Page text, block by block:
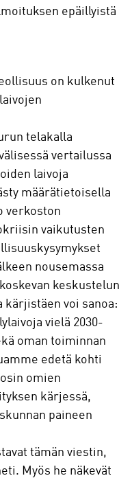
epäillyistä
on kulkenut
telakalla
vertailussa
laivoja
määrätietoisella
verkoston
vaikutusten
nousemassa
keskustelun
kärjistäen voi sanoa:
vielä 2030-
oman toiminnan
edetä kohti
omien
kärjessä,
paineen
tämän viestin,
Myös he näkevät